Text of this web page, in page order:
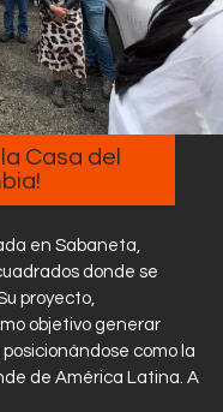
Casa del
en Sabaneta,
donde se
proyecto,
objetivo generar
como la
de América Latina. A